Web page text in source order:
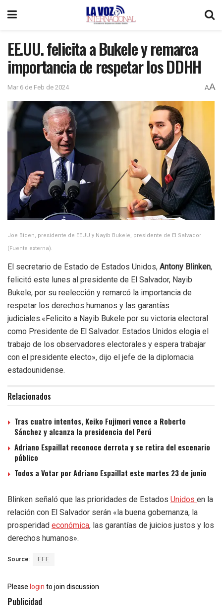
EE.UU. felicita a Bukele y remarca
importancia de respetar los DDHH
Mar 6 de Feb de 2024 AA
Joe Biden, presidente de EEUU y Nayib Bukele, presidente de El Salvador
(Fuente externa).
El secretario de Estado de Estados Unidos, Antony Blinken,
felicitó este lunes al presidente de El Salvador, Nayib
Bukele, por su reelección y remarcó la importancia de
respetar los derechos humanos y las garantías
judiciales.«Felicito a Nayib Bukele por su victoria electoral
como Presidente de El Salvador. Estados Unidos elogia el
trabajo de los observadores electorales y espera trabajar
con el presidente electo», dijo el jefe de la diplomacia
estadounidense.
Relacionados
Tras cuatro intentos, Keiko Fujimori vence a Roberto
Sánchez y alcanza la presidencia del Perú
Adriano Espaillat reconoce derrota y se retira del escenario
público
Todos a Votar por Adriano Espaillat este martes 23 de junio
Blinken señaló que las prioridades de Estados Unidos en la
relación con El Salvador serán «la buena gobernanza, la
prosperidad económica, las garantías de juicios justos y los
derechos humanos».
Source: EFE
Pleaseloginto join discussion
Publicidad